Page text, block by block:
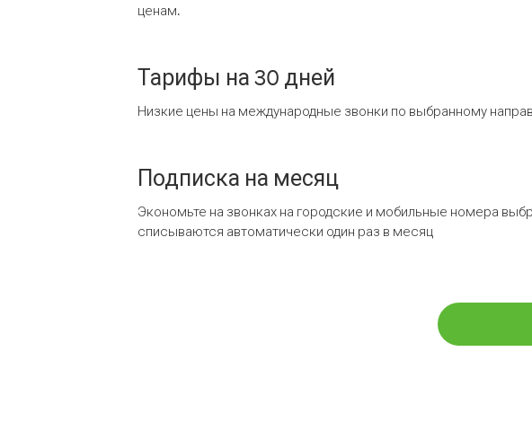
ценам.
Тарифы на 30 дней
Низкие цены на международные звонки по выбранному
Подписка на месяц
Экономьте на звонках на городские и мобильные номера
списываются автоматически один раз в месяц